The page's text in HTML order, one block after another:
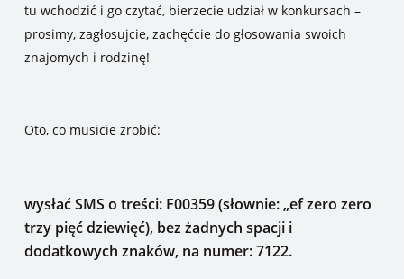
tu wchodzić i go czytać, bierzecie udział w konkursach –
prosimy, zagłosujcie, zachęćcie do głosowania swoich
znajomych i rodzinę!
Oto, co musicie zrobić:
wysłać SMS o treści: F00359 (słownie: „ef zero zero
trzy pięć dziewięć), bez żadnych spacji i
dodatkowych znaków, na numer: 7122.